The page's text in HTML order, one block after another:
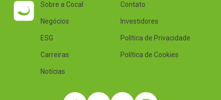
Sobre a Cocal
Negócios
ESG
Carreiras
Notícias
Contato
Investidores
Política de Privacidade
Política de Cookies